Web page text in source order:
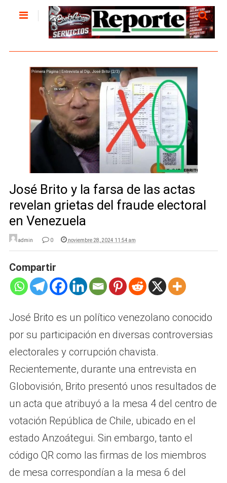
José Brito y la farsa de las actas
revelan grietas del fraude electoral
en Venezuela
admin 0 noviembre 28, 2024 11:54 am
Compartir
José Brito es un político venezolano conocido
por su participación en diversas controversias
electorales y corrupción chavista.
Recientemente, durante una entrevista en
Globovisión, Brito presentó unos resultados de
un acta que atribuyó a la mesa 4 del centro de
votación República de Chile, ubicado en el
estado Anzoátegui. Sin embargo, tanto el
código QR como las firmas de los miembros
de mesa correspondían a la mesa 6 del